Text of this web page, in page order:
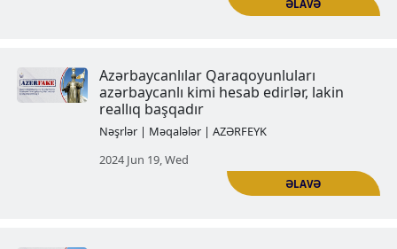
əhalisinin qırğını ermənilərin
qoyurlar
| AZƏRFEYK
2024 Jun 05, Wed